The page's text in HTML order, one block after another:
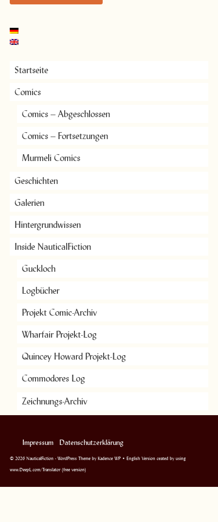
Startseite
Comics
Comics – Abgeschlossen
Comics – Fortsetzungen
Murmeli Comics
Geschichten
Galerien
Hintergrundwissen
Inside NauticalFiction
Guckloch
Logbücher
Projekt Comic-Archiv
Wharfair Projekt-Log
Quincey Howard Projekt-Log
Commodores Log
Zeichnungs-Archiv
Impressum Datenschutzerklärung
© 2026 NauticalFiction - WordPress Theme byKadence WP • English Version ceated by using
www.DeepL.com/Translator (free version)